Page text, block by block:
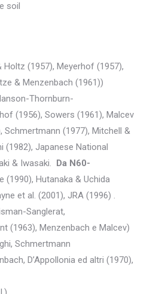
soil
Holtz (1957), Meyerhof (1957),
& Menzenbach (1961))
Thornburn-
(1956), Sowers (1961), Malcev
Schmertmann (1977), Mitchell &
(1982), Japanese National
& Iwasaki. Da N60-
(1990), Hutanaka & Uchida
et al. (2001), JRA (1996) .
Sanglerat,
(1963), Menzenbach e Malcev)
Schmertmann
D’Appollonia ed altri (1970),